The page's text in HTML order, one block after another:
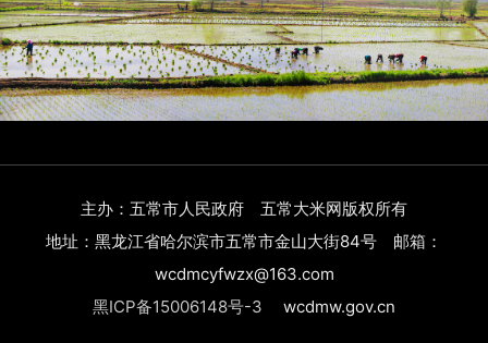
主办：五常市人民政府 五常大米网版权所有
地址：黑龙江省哈尔滨市五常市金山大街84号 邮箱：
wcdmcyfwzx@163.com
黑ICP备15006148号-3 wcdmw.gov.cn